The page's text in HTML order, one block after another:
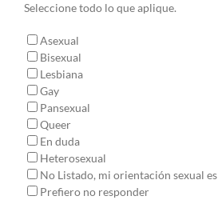
Seleccione todo lo que aplique.
Asexual
Bisexual
Lesbiana
Gay
Pansexual
Queer
En duda
Heterosexual
No Listado, mi orientación sexual es
Prefiero no responder